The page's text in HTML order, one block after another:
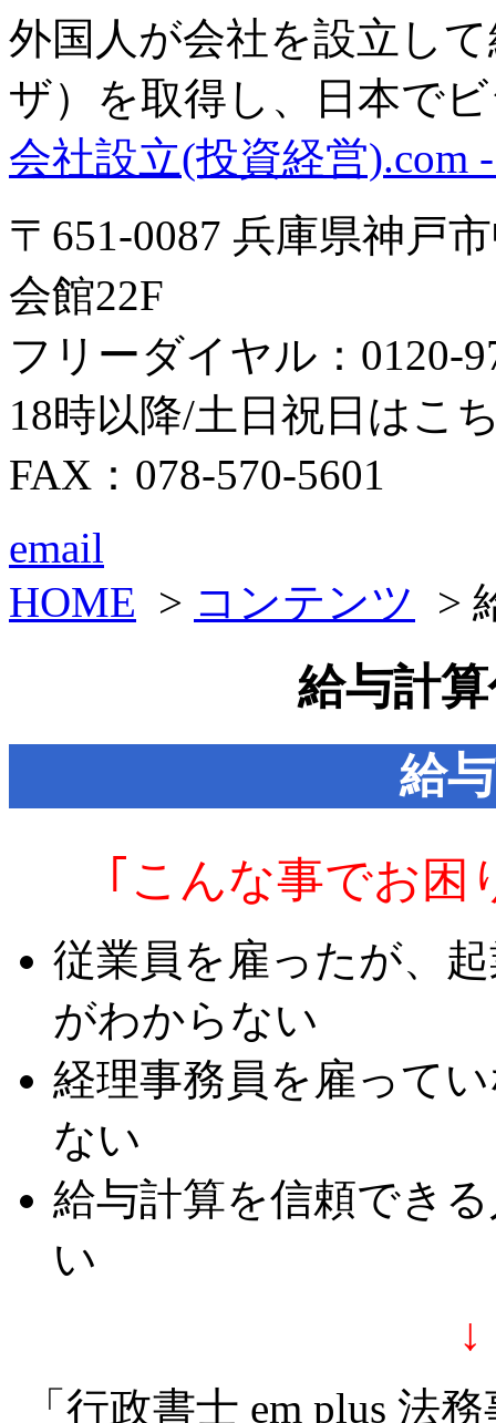
外国人が会社を設立し
ザ）を取得し、日本で
会社設立(投資経営).com
〒651-0087 兵庫県神戸
会館22F
フリーダイヤル：0120-
18時以降/土日祝日はこ
FAX：078-570-5601
email
HOME > コンテンツ >
給与計
給
｢こんな事でお困
従業員を雇ったが、
がわからない
経理事務員を雇って
ない
給与計算を信頼でき
い
「行政書士 em plus 法